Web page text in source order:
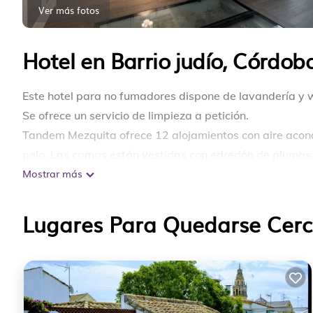
Ver más fotos
Hotel en Barrio judío,
Este hotel para no fumadores dispone de lavandería y
Se ofrece un servicio de limpieza a petición.
Tandem Mezquita ofrece 12 alojamientos con aire
de cocina.
ofrece una televisión LCD de 42 pulgadas con
con plancha y cortinas opacas. Es posible solicitar
limpieza a petición.
Mostrar más
Lugares Para Quedarse